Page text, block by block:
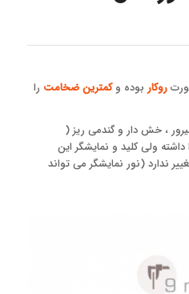
روکار بوده وکمترین ضخامت را
، خش دار و گندمی ریز (
ولی کلید و نمایشگر این
ندارد (نور نمایشگر می تواند